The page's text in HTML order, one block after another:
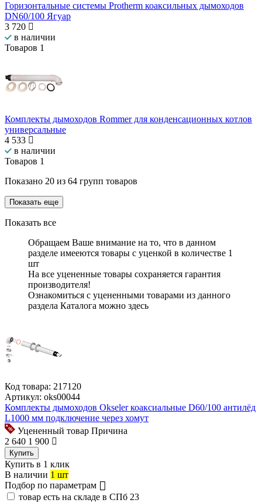
Горизонтальные системы Protherm коаксильных дымоходов
DN60/100 Ягуар
3 720
в наличии
Товаров 1
Комплекты дымоходов Rommer для конденсационных котлов
универсальные
4 533
в наличии
Товаров 1
Показано 20 из 64 групп товаров
Показать еще
Показать все
Обращаем Ваше внимание на то, что в данном
разделе имееются товары с уценкой в количестве 1
шт
На все уцененные товары сохраняется гарантия
производителя!
Ознакомиться с уцененными товарами из данного
раздела Каталога можно здесь
Код товара: 217120
Артикул: oks00044
Комплекты дымоходов Okseler коаксиальные D60/100 антилёд
L1000 мм подключение через хомут
Уцененный товар Причина
2 640 1 900
Купить
Купить в 1 клик
В наличии 1 шт
Подбор по параметрам
товар есть на складе в СПб 23